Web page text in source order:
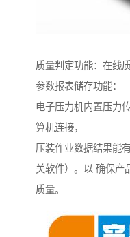
质量判定功能：在线
参数报表储存功能：
电子压力机内置压力
算机连接，
压装作业数据结果能
关软件）。以 确保产
质量。